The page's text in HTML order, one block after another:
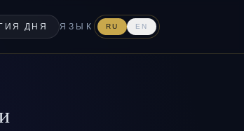
ДНЯ ЯЗЫК RU EN